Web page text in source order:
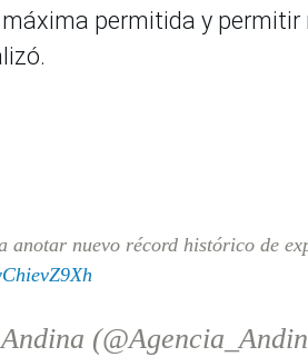
permitida y permitir
anotar nuevo récord histórico de